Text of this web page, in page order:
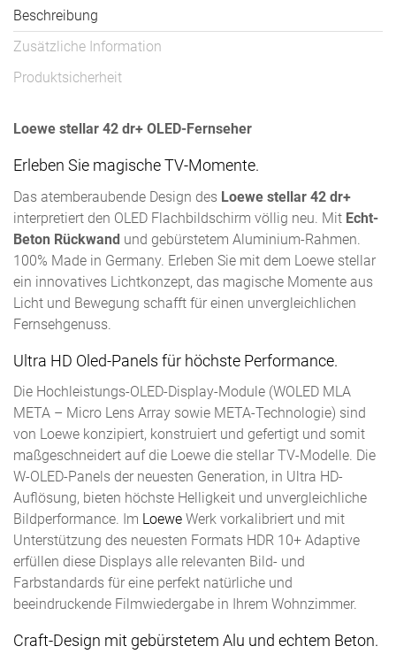
Beschreibung
Zusätzliche Information
Produktsicherheit
Loewe stellar 42 dr+ OLED-Fernseher
Erleben Sie magische TV-Momente.
Das atemberaubende Design des Loewe stellar 42 dr+
interpretiert den OLED Flachbildschirm völlig neu. Mit Echt-
Beton Rückwand und gebürstetem Aluminium-Rahmen.
100% Made in Germany. Erleben Sie mit dem Loewe stellar
ein innovatives Lichtkonzept, das magische Momente aus
Licht und Bewegung schafft für einen unvergleichlichen
Fernsehgenuss.
Ultra HD Oled-Panels für höchste Performance.
Die Hochleistungs-OLED-Display-Module (WOLED MLA
META – Micro Lens Array sowie META-Technologie) sind
von Loewe konzipiert, konstruiert und gefertigt und somit
maßgeschneidert auf die Loewe die stellar TV-Modelle. Die
W-OLED-Panels der neuesten Generation, in Ultra HD-
Auflösung, bieten höchste Helligkeit und unvergleichliche
Bildperformance. Im Loewe Werk vorkalibriert und mit
Unterstützung des neuesten Formats HDR 10+ Adaptive
erfüllen diese Displays alle relevanten Bild- und
Farbstandards für eine perfekt natürliche und
beeindruckende Filmwiedergabe in Ihrem Wohnzimmer.
Craft-Design mit gebürstetem Alu und echtem Beton.